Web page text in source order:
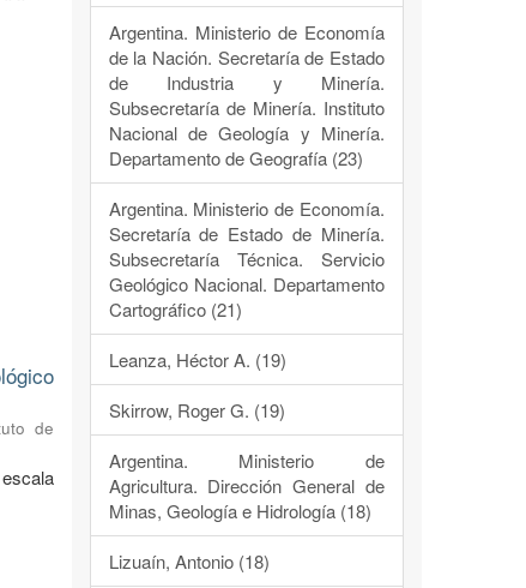
de
Argentina. Ministerio de Economía
de la Nación. Secretaría de Estado
de Industria y Minería.
Subsecretaría de Minería. Instituto
Nacional de Geología y Minería.
Departamento de Geografía (23)
Argentina. Ministerio de Economía.
Secretaría de Estado de Minería.
Subsecretaría Técnica. Servicio
Geológico Nacional. Departamento
Cartográfico (21)
Leanza, Héctor A. (19)
Skirrow, Roger G. (19)
Argentina. Ministerio de
Agricultura. Dirección General de
Minas, Geología e Hidrología (18)
Lizuaín, Antonio (18)